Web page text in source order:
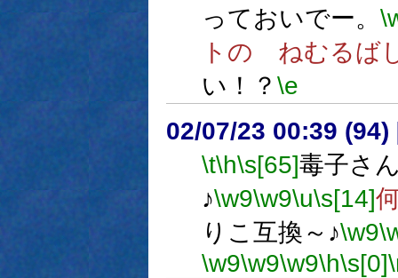
っておいでー。
トの ねむるば
い！？ \e
02/07/23 00:39 (94)
\t\h\s[65]毒子さ
♪\w9\w9\u\s[14]
りこ互換～♪\w9
\w9\w9\w9\h\s[0]